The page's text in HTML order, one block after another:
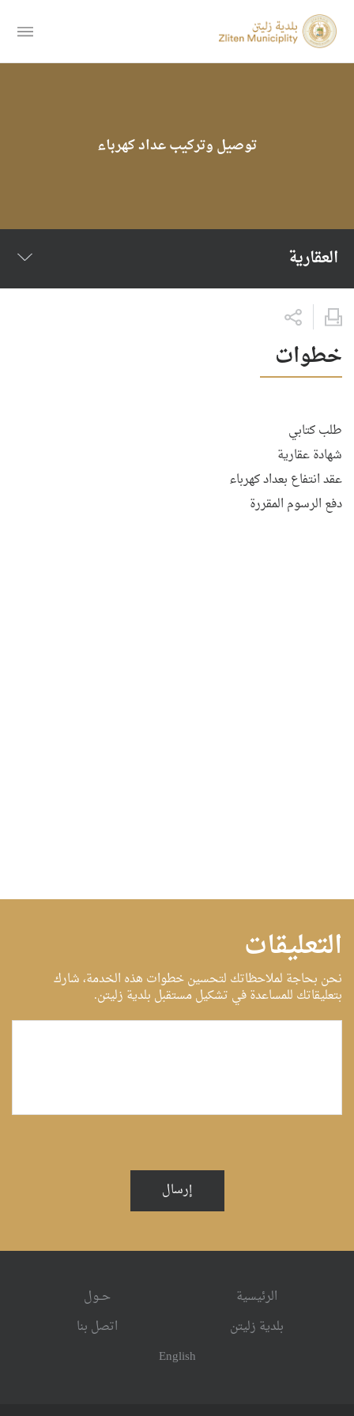
توصيل وتركيب عداد كهرباء
العقارية
خطوات
طلب كتابي
شهادة عقارية
عقد انتفاع بعداد كهرباء
دفع الرسوم المقررة
التعليقات
نحن بحاجة لملاحظاتك لتحسين خطوات هذه الخدمة، شارك
بتعليقاتك للمساعدة في تشكيل مستقبل بلدية زليتن.
إرسال
الرئيسية
حــول
بلدية زليتن
اتصل بنا
English